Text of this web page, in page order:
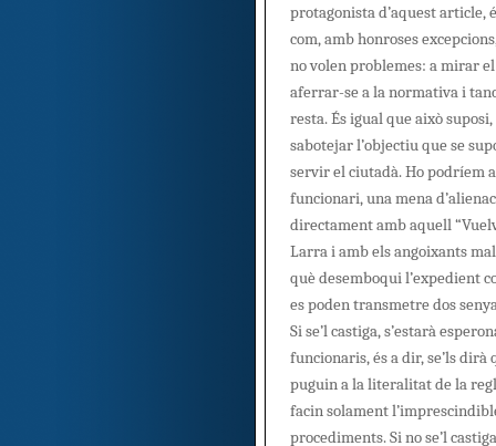
protagonista d’aquest article,
com, amb honroses
no volen problemes: a mirar
aferrar-se a la normativa i
resta. És igual que això
sabotejar l’objectiu que se
servir el ciutadà. Ho podríem
funcionari, una mena
directament amb aquell
Larra i amb els angoixants
què desemboqui l’expedient
es poden transmetre dos
Si se’l castiga, s’estarà
funcionaris, és a dir, se’ls dirà
puguin a la literalitat de la
facin solament
procediments. Si no se’l